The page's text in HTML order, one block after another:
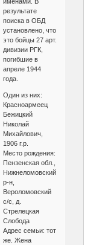
результате
поиска в ОБД
установлено, что
это бойцы 27 арт.
дивизии РГК,
погибшие в
апреле 1944
года.
Один из них:
Красноармеец
Бежицкий
Николай
Михайлович,
1906 г.р.
Место рождения:
Пензенская обл.,
Нижнеломовский
р-н,
Вероломовский
с/с, д.
Стрелецкая
Слобода
Адрес семьи: тот
же. Жена